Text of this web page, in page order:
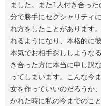
ました。また1人付き合っ
分で勝手にセクシャリティ
れ方をしたことがあります
れるようになり、本格的に
本気でお相手探ししような
き合った方に本当に申し訳
ってしまいます。こんな今
女を作っていいのだろうか
かれた時に私の今までのこ